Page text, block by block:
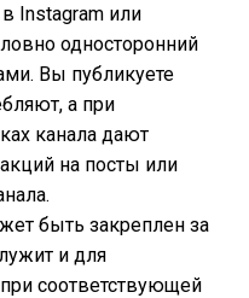
Instagram или
односторонний
Вы публикуете
а при
канала дают
на посты или
быть закреплен за
и для
соответствующей